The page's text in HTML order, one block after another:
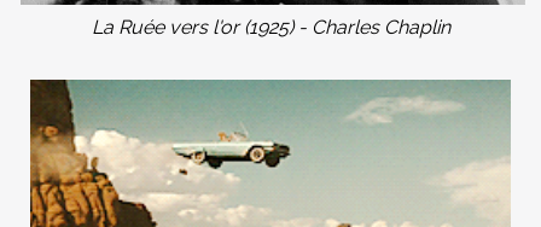
La Ruée vers l'or (1925) - Charles Chaplin